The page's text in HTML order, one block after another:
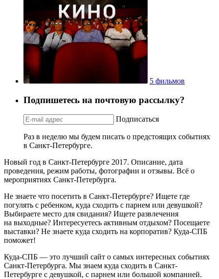
5 фильмов
Подпишетесь на почтовую рассылку?
Подписаться
Раз в неделю мы будем писать о предстоящих событиях
в Санкт-Петербурге.
Новый год в Санкт-Петербурге 2017. Описание, дата
проведения, режим работы, фотографии и отзывы. Всё о
мероприятиях Санкт-Петербурга.
Не знаете что посетить в Санкт-Петербурге? Ищете где
погулять с ребенком, куда сходить с парнем или девушкой?
Выбираете место для свидания? Ищете развлечения
на выходные? Интересуетесь активным отдыхом? Посещаете
выставки? Не знаете куда сходить на корпоратив? Куда-СПБ
поможет!
Куда-СПБ — это лучший сайт о самых интересных событиях
Санкт-Петербурга. Мы знаем куда сходить в Санкт-
Петербурге с девушкой, с парнем или большой компанией.